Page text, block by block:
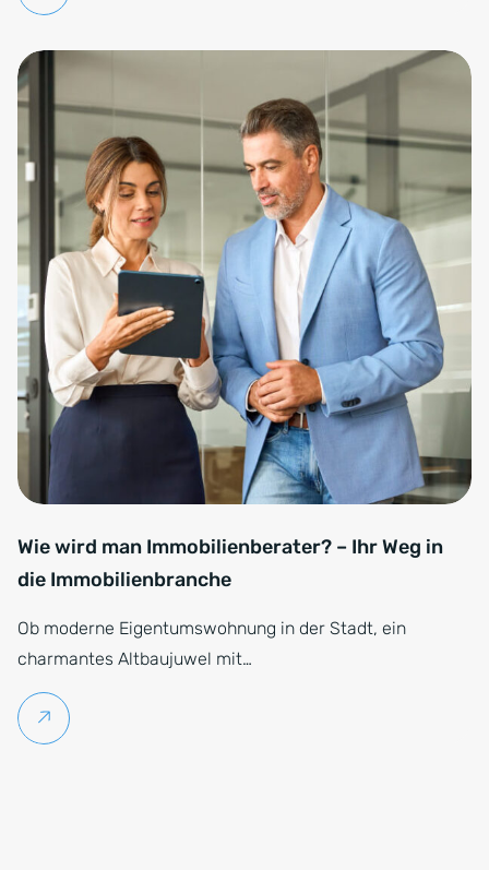
Wie wird man Immobilienberater? – Ihr Weg in
die Immobilienbranche
Ob moderne Eigentumswohnung in der Stadt, ein
charmantes Altbaujuwel mit…
Weiterlesen